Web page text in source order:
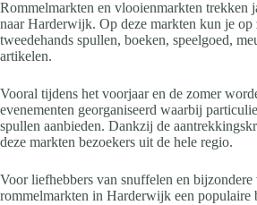
Rommelmarkten en vlooienmarkten trekken
naar Harderwijk. Op deze markten kun je op
tweedehands spullen, boeken, speelgoed,
artikelen.
Vooral tijdens het voorjaar en de zomer
evenementen georganiseerd waarbij
spullen aanbieden. Dankzij de
deze markten bezoekers uit de hele regio.
Voor liefhebbers van snuffelen en bijzondere
rommelmarkten in Harderwijk een populaire